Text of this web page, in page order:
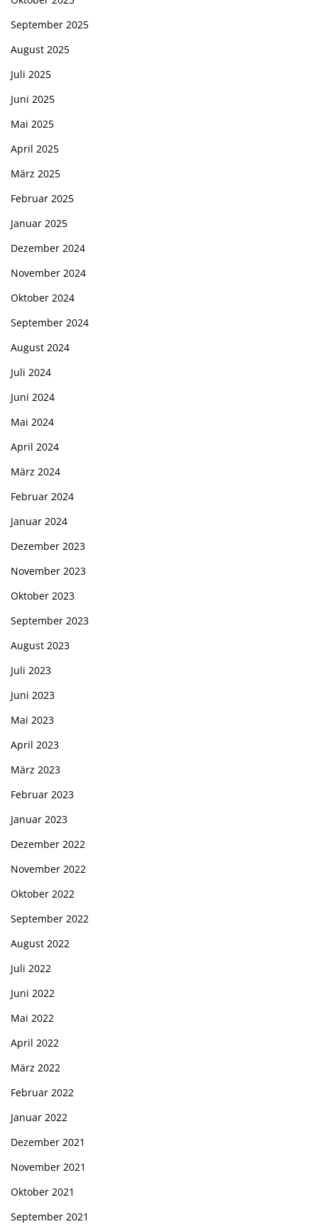
September 2025
August 2025
Juli 2025
Juni 2025
Mai 2025
April 2025
März 2025
Februar 2025
Januar 2025
Dezember 2024
November 2024
Oktober 2024
September 2024
August 2024
Juli 2024
Juni 2024
Mai 2024
April 2024
März 2024
Februar 2024
Januar 2024
Dezember 2023
November 2023
Oktober 2023
September 2023
August 2023
Juli 2023
Juni 2023
Mai 2023
April 2023
März 2023
Februar 2023
Januar 2023
Dezember 2022
November 2022
Oktober 2022
September 2022
August 2022
Juli 2022
Juni 2022
Mai 2022
April 2022
März 2022
Februar 2022
Januar 2022
Dezember 2021
November 2021
Oktober 2021
September 2021